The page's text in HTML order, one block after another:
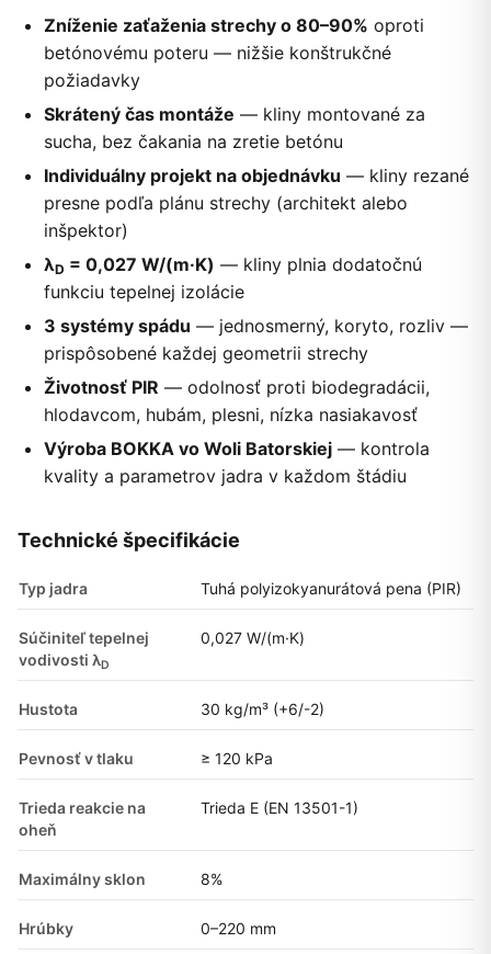
Zníženie zaťaženia strechy o 80–90% oproti
betónovému poteru — nižšie konštrukčné
požiadavky
Skrátený čas montáže — kliny montované za
sucha, bez čakania na zretie betónu
Individuálny projekt na objednávku — kliny rezané
presne podľa plánu strechy (architekt alebo
inšpektor)
λD = 0,027 W/(m·K) — kliny plnia dodatočnú
funkciu tepelnej izolácie
3 systémy spádu — jednosmerný, koryto, rozliv —
prispôsobené každej geometrii strechy
Životnosť PIR — odolnosť proti biodegradácii,
hlodavcom, hubám, plesni, nízka nasiakavosť
Výroba BOKKA vo Woli Batorskiej — kontrola
kvality a parametrov jadra v každom štádiu
Technické špecifikácie
Typ jadra Tuhá polyizokyanurátová pena (PIR)
Súčiniteľ tepelnej
vodivosti λD
0,027 W/(m·K)
Hustota 30 kg/m³ (+6/-2)
Pevnosť v tlaku ≥ 120 kPa
Trieda reakcie na
oheň
Trieda E (EN 13501-1)
Maximálny sklon 8%
Hrúbky 0–220 mm